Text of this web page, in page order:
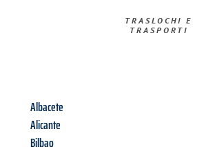
TRASLOCHI E
TRASPORTI​
Albacete
Alicante
Bilbao